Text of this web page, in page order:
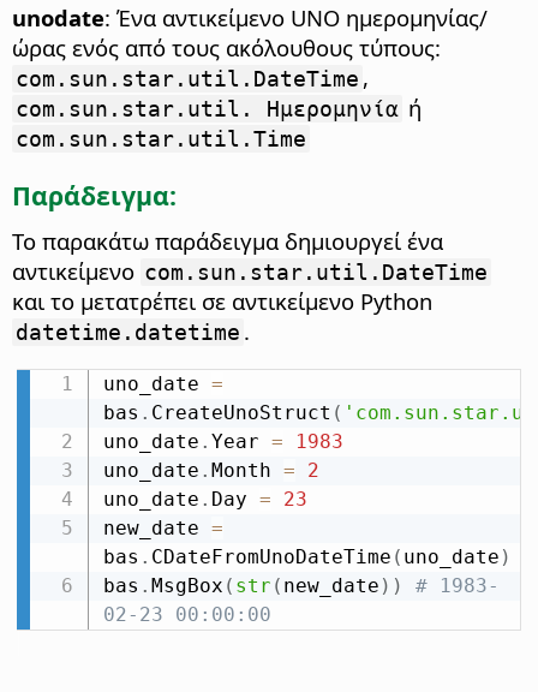
unodate: Ένα αντικείμενο UNO ημερομηνίας/
ώρας ενός από τους ακόλουθους τύπους:
com.sun.star.util.DateTime ,
com.sun.star.util. Ημερομηνία ή
com.sun.star.util.Time
Παράδειγμα:
Το παρακάτω παράδειγμα δημιουργεί ένα
αντικείμενο com.sun.star.util.DateTime
και το μετατρέπει σε αντικείμενο Python
datetime.datetime .
uno_date =
bas . CreateUnoStruct (
uno_date . Year =
1983
uno_date . Month =
2
uno_date . Day =
23
new_date =
bas . CDateFromUnoDateTime ( uno_date )
bas . MsgBox ( str ( new_date ) )
# 1983-
02-23 00:00:00